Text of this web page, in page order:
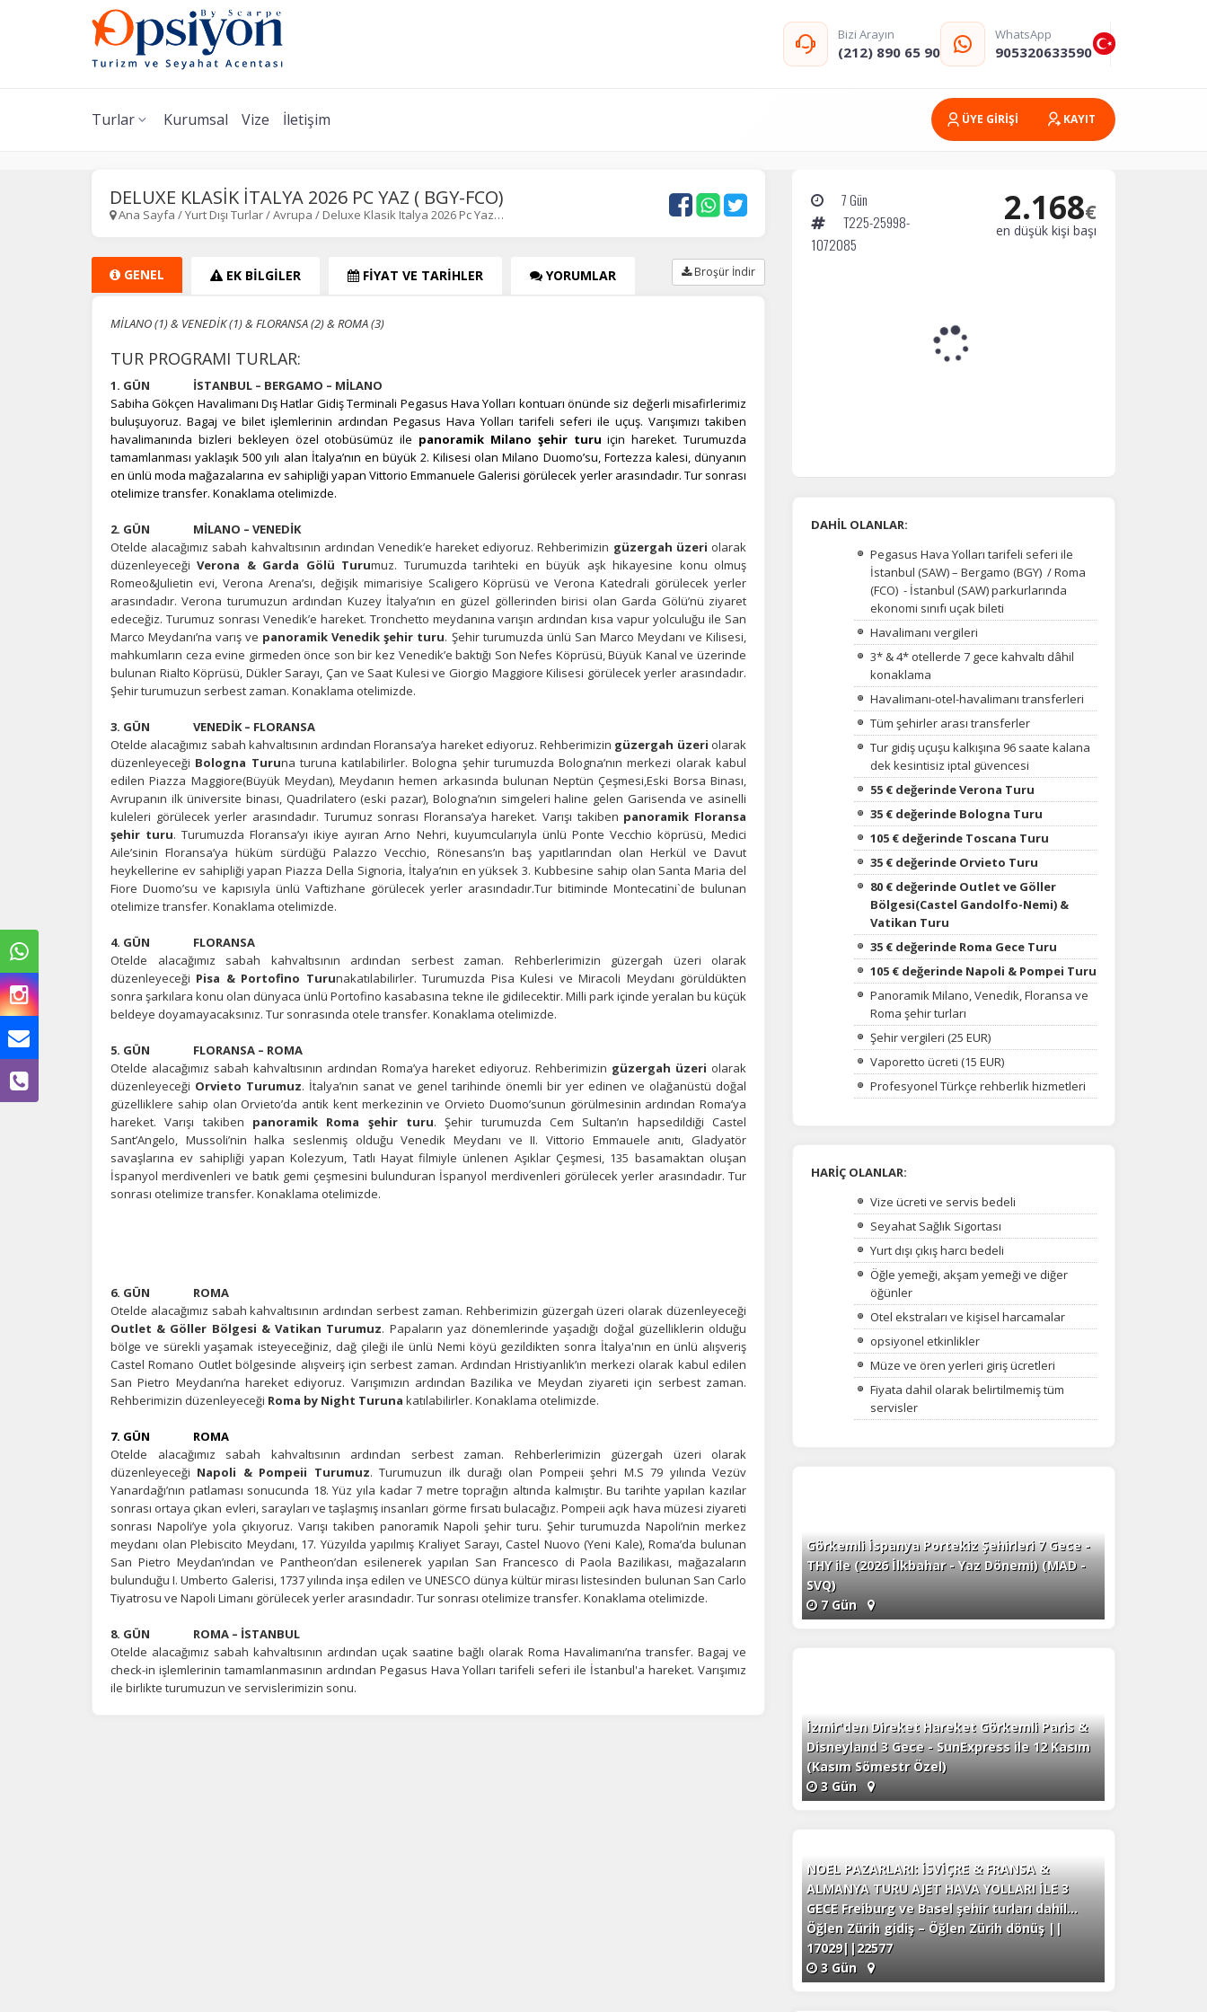
Bizi Arayın
(212) 890 65 90
WhatsApp
905320633590
Turlar Kurumsal Vize İletişim ÜYE GİRİŞİ KAYIT
Çerez tercihlerinizibelirleyin.
Size daha kişiselleştirilmiş bir web deneyimi sunmak için bazı bilgileri tarayıcınızda
depolayabilir, bunları yurt içi ve yurt dışındaki hizmet sağlayıcılarla paylaşabiliriz. Buna
izin vermemeyi seçebilirsiniz ancak bu durumda sitemiz umduğumuz gibi çalışmaya
bilir. Daha fazla bilgi için KVKK bilgilendirmemizi,çerez kullanımvegizlilik koşullarını
inceleyebilirsiniz.
İstatistik Çerezleri
Ziyaretçilerin siteyi nasıl kullandığını anonim olarak ölçeriz. Hangi
sayfaların popüler olduğunu ve kullanıcıların nerede zorluk yaşadığını
anlamamıza yardımcı olur.
Pazarlama Çerezleri
Size ve ilgi alanlarınıza uygun reklamlar göstermek için kullanılır.
Kapatırsanız reklamları görmeye devam edersiniz, ancak daha az
alakalı olabilirler.
DELUXE KLASİK İTALYA 2026 PC YAZ ( BGY-FCO)
Ana Sayfa /Yurt Dışı Turlar/Avrupa / Deluxe Klasik Italya 2026 Pc Yaz…
GENEL EK BİLGİLER FİYAT VE TARİHLER YORUMLAR Broşür İndir
MİLANO (1) & VENEDİK (1) & FLORANSA (2) & ROMA (3)
TUR PROGRAMI TURLAR:
1. GÜN İSTANBUL – BERGAMO – MİLANO
Sabiha Gökçen Havalimanı Dış Hatlar Gidiş Terminali Pegasus Hava Yolları kontuarı önünde siz değerli misafirlerimiz
buluşuyoruz. Bagaj ve bilet işlemlerinin ardından Pegasus Hava Yolları tarifeli seferi ile uçuş. Varışımızı takiben
havalimanında bizleri bekleyen özel otobüsümüz ile panoramik Milano şehir turu için hareket. Turumuzda
tamamlanması yaklaşık 500 yılı alan İtalya’nın en büyük 2. Kilisesi olan Milano Duomo’su, Fortezza kalesi, dünyanın
en ünlü moda mağazalarına ev sahipliği yapan Vittorio Emmanuele Galerisi görülecek yerler arasındadır. Tur sonrası
otelimize transfer. Konaklama otelimizde.
2. GÜN MİLANO – VENEDİK
Otelde alacağımız sabah kahvaltısının ardından Venedik’e hareket ediyoruz. Rehberimizin güzergah üzeri olarak
düzenleyeceğiVerona & Garda Gölü Turumuz. Turumuzda tarihteki en büyük aşk hikayesine konu olmuş
Romeo&Julietin evi, Verona Arena’sı, değişik mimarisiye Scaligero Köprüsü ve Verona Katedrali görülecek yerler
arasındadır. Verona turumuzun ardından Kuzey İtalya’nın en güzel göllerinden birisi olan Garda Gölü’nü ziyaret
edeceğiz. Turumuz sonrası Venedik’e hareket. Tronchetto meydanına varışın ardından kısa vapur yolculuğu ile San
Marco Meydanı’na varış ve panoramik Venedik şehir turu. Şehir turumuzda ünlü San Marco Meydanı ve Kilisesi,
mahkumların ceza evine girmeden önce son bir kez Venedik’e baktığı Son Nefes Köprüsü, Büyük Kanal ve üzerinde
bulunan Rialto Köprüsü, Dükler Sarayı, Çan ve Saat Kulesi ve Giorgio Maggiore Kilisesi görülecek yerler arasındadır.
Şehir turumuzun serbest zaman. Konaklama otelimizde.
3. GÜN VENEDİK – FLORANSA
Otelde alacağımız sabah kahvaltısının ardından Floransa’ya hareket ediyoruz. Rehberimizin güzergah üzeri olarak
düzenleyeceği Bologna Turuna turuna katılabilirler. Bologna şehir turumuzda Bologna’nın merkezi olarak kabul
edilen Piazza Maggiore(Büyük Meydan), Meydanın hemen arkasında bulunan Neptün Çeşmesi,Eski Borsa Binası,
Avrupanın ilk üniversite binası, Quadrilatero (eski pazar), Bologna’nın simgeleri haline gelen Garisenda ve asinelli
kuleleri görülecek yerler arasındadır. Turumuz sonrası Floransa’ya hareket. Varışı takiben panoramik Floransa
şehir turu. Turumuzda Floransa’yı ikiye ayıran Arno Nehri, kuyumcularıyla ünlü Ponte Vecchio köprüsü, Medici
Aile’sinin Floransa’ya hüküm sürdüğü Palazzo Vecchio, Rönesans’ın baş yapıtlarından olan Herkül ve Davut
heykellerine ev sahipliği yapan Piazza Della Signoria, İtalya’nın en yüksek 3. Kubbesine sahip olan Santa Maria del
Fiore Duomo’su ve kapısıyla ünlü Vaftizhane görülecek yerler arasındadır.Tur bitiminde Montecatini`de bulunan
otelimize transfer. Konaklama otelimizde.
4. GÜN FLORANSA
Otelde alacağımız sabah kahvaltısının ardından serbest zaman. Rehberlerimizin güzergah üzeri olarak
düzenleyeceği Pisa & Portofino Turunakatılabilirler. Turumuzda Pisa Kulesi ve Miracoli Meydanı görüldükten
sonra şarkılara konu olan dünyaca ünlü Portofino kasabasına tekne ile gidilecektir. Milli park içinde yeralan bu küçük
beldeye doyamayacaksınız. Tur sonrasında otele transfer. Konaklama otelimizde.
5. GÜN FLORANSA – ROMA
Otelde alacağımız sabah kahvaltısının ardından Roma’ya hareket ediyoruz. Rehberimizin güzergah üzeri olarak
düzenleyeceği Orvieto Turumuz. İtalya’nın sanat ve genel tarihinde önemli bir yer edinen ve olağanüstü doğal
güzelliklere sahip olan Orvieto’da antik kent merkezinin ve Orvieto Duomo’sunun görülmesinin ardından Roma’ya
hareket. Varışı takiben panoramik Roma şehir turu. Şehir turumuzda Cem Sultan’ın hapsedildiği Castel
Sant’Angelo, Mussoli’nin halka seslenmiş olduğu Venedik Meydanı ve II. Vittorio Emmauele anıtı, Gladyatör
savaşlarına ev sahipliği yapan Kolezyum, Tatlı Hayat filmiyle ünlenen Aşıklar Çeşmesi, 135 basamaktan oluşan
İspanyol merdivenleri ve batık gemi çeşmesini bulunduran İspanyol merdivenleri görülecek yerler arasındadır. Tur
sonrası otelimize transfer. Konaklama otelimizde.
6. GÜN ROMA
Otelde alacağımız sabah kahvaltısının ardından serbest zaman. Rehberimizin güzergah üzeri olarak düzenleyeceği
Outlet & Göller Bölgesi & Vatikan Turumuz. Papaların yaz dönemlerinde yaşadığı doğal güzelliklerin olduğu
bölge ve sürekli yaşamak isteyeceğiniz, dağ çileği ile ünlü Nemi köyü gezildikten sonra İtalya'nın en ünlü alışveriş
Castel Romano Outlet bölgesinde alışveirş için serbest zaman. Ardından Hristiyanlık’ın merkezi olarak kabul edilen
San Pietro Meydanı’na hareket ediyoruz. Varışımızın ardından Bazilika ve Meydan ziyareti için serbest zaman.
Rehberimizin düzenleyeceği Roma by Night Turuna katılabilirler. Konaklama otelimizde.
7. GÜN ROMA
Otelde alacağımız sabah kahvaltısının ardından serbest zaman. Rehberlerimizin güzergah üzeri olarak
düzenleyeceği Napoli & Pompeii Turumuz. Turumuzun ilk durağı olan Pompeii şehri M.S 79 yılında Vezüv
Yanardağı’nın patlaması sonucunda 18. Yüz yıla kadar 7 metre toprağın altında kalmıştır. Bu tarihte yapılan kazılar
sonrası ortaya çıkan evleri, sarayları ve taşlaşmış insanları görme fırsatı bulacağız. Pompeii açık hava müzesi ziyareti
sonrası Napoli’ye yola çıkıyoruz. Varışı takiben panoramik Napoli şehir turu. Şehir turumuzda Napoli’nin merkez
meydanı olan Plebiscito Meydanı, 17. Yüzyılda yapılmış Kraliyet Sarayı, Castel Nuovo (Yeni Kale), Roma’da bulunan
San Pietro Meydan’ından ve Pantheon’dan esilenerek yapılan San Francesco di Paola Bazilikası, mağazaların
bulunduğu I. Umberto Galerisi, 1737 yılında inşa edilen ve UNESCO dünya kültür mirası listesinden bulunan San Carlo
Tiyatrosu ve Napoli Limanı görülecek yerler arasındadır. Tur sonrası otelimize transfer. Konaklama otelimizde.
8. GÜN ROMA – İSTANBUL
Otelde alacağımız sabah kahvaltısının ardından uçak saatine bağlı olarak Roma Havalimanı’na transfer. Bagaj ve
check-in işlemlerinin tamamlanmasının ardından Pegasus Hava Yolları tarifeli seferi ile İstanbul'a hareket. Varışımız
ile birlikte turumuzun ve servislerimizin sonu.
7 Gün
T225-25998-
1072085
2.168€
en düşük kişi başı
DAHİL OLANLAR:
Pegasus Hava Yolları tarifeli seferi ile
İstanbul (SAW) – Bergamo (BGY) / Roma
(FCO) - İstanbul (SAW) parkurlarında
ekonomi sınıfı uçak bileti
Havalimanı vergileri
3* & 4* otellerde 7 gece kahvaltı dâhil
konaklama
Havalimanı-otel-havalimanı transferleri
Tüm şehirler arası transferler
Tur gidiş uçuşu kalkışına 96 saate kalana
dek kesintisiz iptal güvencesi
55 € değerinde Verona Turu
35 € değerinde Bologna Turu
105 € değerinde Toscana Turu
35 € değerinde Orvieto Turu
80 € değerinde Outlet ve Göller
Bölgesi(Castel Gandolfo-Nemi) &
Vatikan Turu
35 € değerinde Roma Gece Turu
105 € değerinde Napoli & Pompei Turu
Panoramik Milano, Venedik, Floransa ve
Roma şehir turları
Şehir vergileri (25 EUR)
Vaporetto ücreti (15 EUR)
Profesyonel Türkçe rehberlik hizmetleri
HARİÇ OLANLAR:
Vize ücreti ve servis bedeli
Seyahat Sağlık Sigortası
Yurt dışı çıkış harcı bedeli
Öğle yemeği, akşam yemeği ve diğer
öğünler
Otel ekstraları ve kişisel harcamalar
opsiyonel etkinlikler
Müze ve ören yerleri giriş ücretleri
Fiyata dahil olarak belirtilmemiş tüm
servisler
Görkemli İspanya Portekiz Şehirleri 7 Gece -
THY ile (2026 İlkbahar - Yaz Dönemi) (MAD -
SVQ)
7 Gün
İzmir'den Direket Hareket Görkemli Paris &
Disneyland 3 Gece - SunExpress ile 12 Kasım
(Kasım Sömestr Özel)
3 Gün
NOEL PAZARLARI: İSVİÇRE & FRANSA &
ALMANYA TURU AJET HAVA YOLLARI İLE 3
GECE Freiburg ve Basel şehir turları dahil…
Öğlen Zürih gidiş – Öğlen Zürih dönüş ||
17029||22577
3 Gün